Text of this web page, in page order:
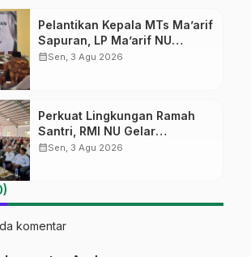
Pelantikan Kepala MTs Ma’arif
Sapuran, LP Ma’arif NU
Wonosobo Tekankan Lima
calendar_monthSen, 3 Agu 2026
Perkuat Lingkungan Ramah
Santri, RMI NU Gelar
‘Sambang Pesantren’ di Pati
calendar_monthSen, 3 Agu 2026
komentar